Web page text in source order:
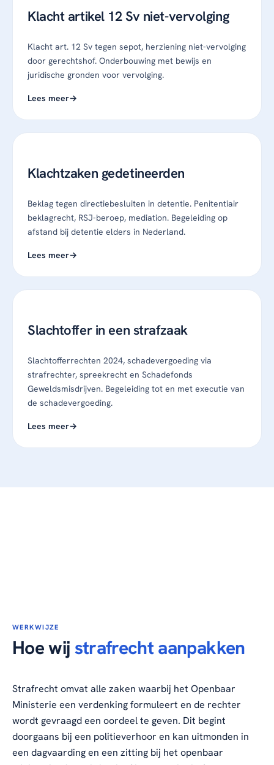
Klacht artikel 12 Sv niet-vervolging
Klacht art. 12 Sv tegen sepot, herziening niet-vervolging
door gerechtshof. Onderbouwing met bewijs en
juridische gronden voor vervolging.
Lees meer
Klachtzaken gedetineerden
Beklag tegen directiebesluiten in detentie. Penitentiair
beklagrecht, RSJ-beroep, mediation. Begeleiding op
afstand bij detentie elders in Nederland.
Lees meer
Slachtoffer in een strafzaak
Slachtofferrechten 2024, schadevergoeding via
strafrechter, spreekrecht en Schadefonds
Geweldsmisdrijven. Begeleiding tot en met executie van
de schadevergoeding.
Lees meer
WERKWIJZE
Hoe wij strafrecht aanpakken
Strafrecht omvat alle zaken waarbij het Openbaar
Ministerie een verdenking formuleert en de rechter
wordt gevraagd een oordeel te geven. Dit begint
doorgaans bij een politieverhoor en kan uitmonden in
een dagvaarding en een zitting bij het openbaar